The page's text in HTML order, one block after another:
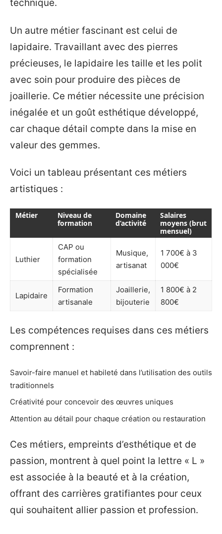
technique.
Un autre métier fascinant est celui de
lapidaire. Travaillant avec des pierres
précieuses, le lapidaire les taille et les polit
avec soin pour produire des pièces de
joaillerie. Ce métier nécessite une précision
inégalée et un goût esthétique développé,
car chaque détail compte dans la mise en
valeur des gemmes.
Voici un tableau présentant ces métiers
artistiques :
Métier
Niveau de
formation
Domaine
d’activité
Salaires
moyens (brut
mensuel)
Luthier
CAP ou
formation
spécialisée
Musique,
artisanat
1 700€ à 3
000€
Lapidaire
Formation
artisanale
Joaillerie,
bijouterie
1 800€ à 2
800€
Les compétences requises dans ces métiers
comprennent :
Savoir-faire manuel et habileté dans l’utilisation des outils
traditionnels
Créativité pour concevoir des œuvres uniques
Attention au détail pour chaque création ou restauration
Ces métiers, empreints d’esthétique et de
passion, montrent à quel point la lettre « L »
est associée à la beauté et à la création,
offrant des carrières gratifiantes pour ceux
qui souhaitent allier passion et profession.